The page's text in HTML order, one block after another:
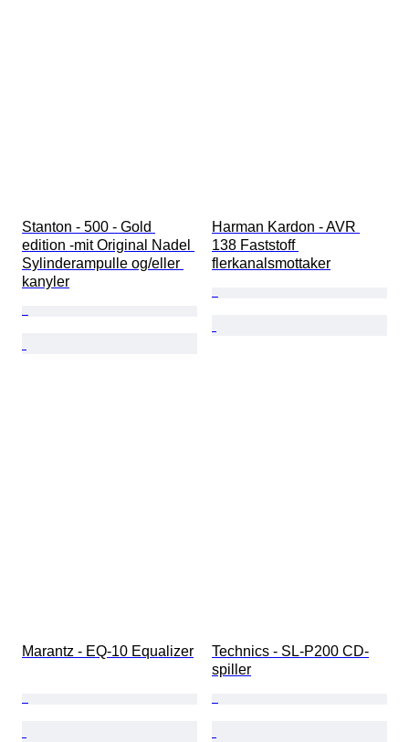
Stanton - 500 - Gold
edition -mit Original Nadel
Sylinderampulle og/eller
kanyler
Harman Kardon - AVR
138 Faststoff
flerkanalsmottaker
Marantz - EQ-10 Equalizer
Technics - SL-P200 CD-
spiller